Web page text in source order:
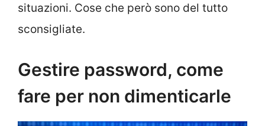
situazioni. Cose che però sono del tutto
sconsigliate.
Gestire password, come
fare per non dimenticarle